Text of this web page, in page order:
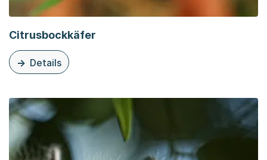
Citrusbockkäfer
Details
zu diesem Thema: Citrusbockkäfer